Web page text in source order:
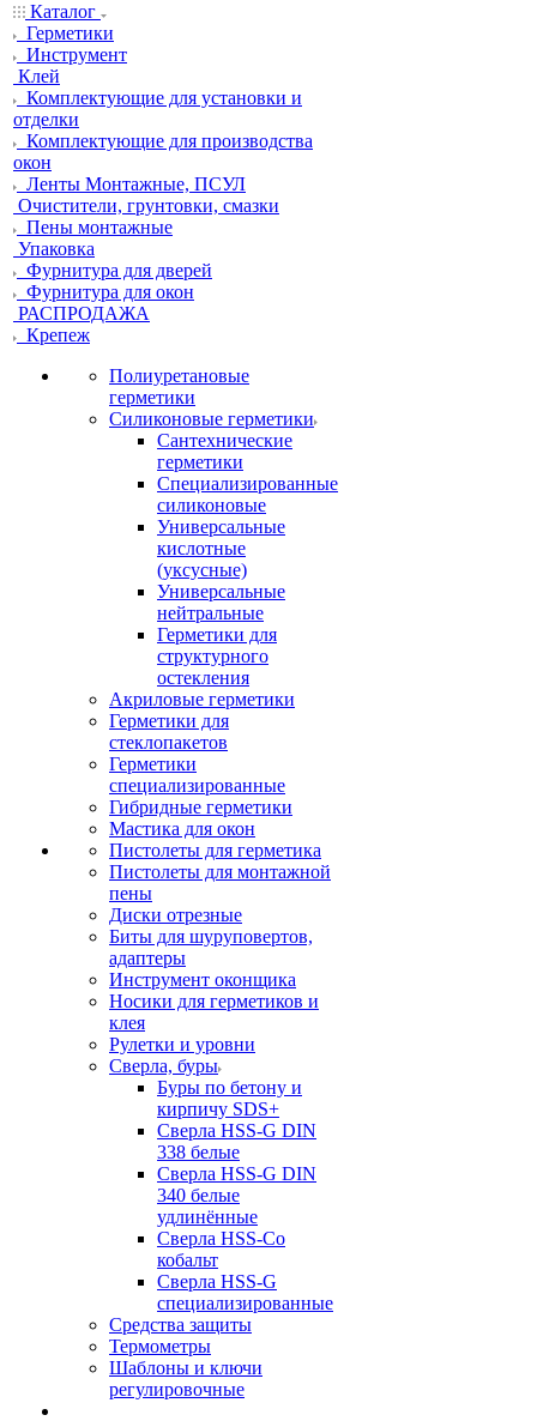
Каталог
Герметики
Инструмент
Клей
Комплектующие для установки и
отделки
Комплектующие для производства
окон
Ленты Монтажные, ПСУЛ
Очистители, грунтовки, смазки
Пены монтажные
Упаковка
Фурнитура для дверей
Фурнитура для окон
РАСПРОДАЖА
Крепеж
Полиуретановые
герметики
Силиконовые герметики
Сантехнические
герметики
Специализированные
силиконовые
Универсальные
кислотные
(уксусные)
Универсальные
нейтральные
Герметики для
структурного
остекления
Акриловые герметики
Герметики для
стеклопакетов
Герметики
специализированные
Гибридные герметики
Мастика для окон
Пистолеты для герметика
Пистолеты для монтажной
пены
Диски отрезные
Биты для шуруповертов,
адаптеры
Инструмент оконщика
Носики для герметиков и
клея
Рулетки и уровни
Сверла, буры
Буры по бетону и
кирпичу SDS+
Сверла HSS-G DIN
338 белые
Сверла HSS-G DIN
340 белые
удлинённые
Сверла HSS-Co
кобальт
Сверла HSS-G
специализированные
Средства защиты
Термометры
Шаблоны и ключи
регулировочные